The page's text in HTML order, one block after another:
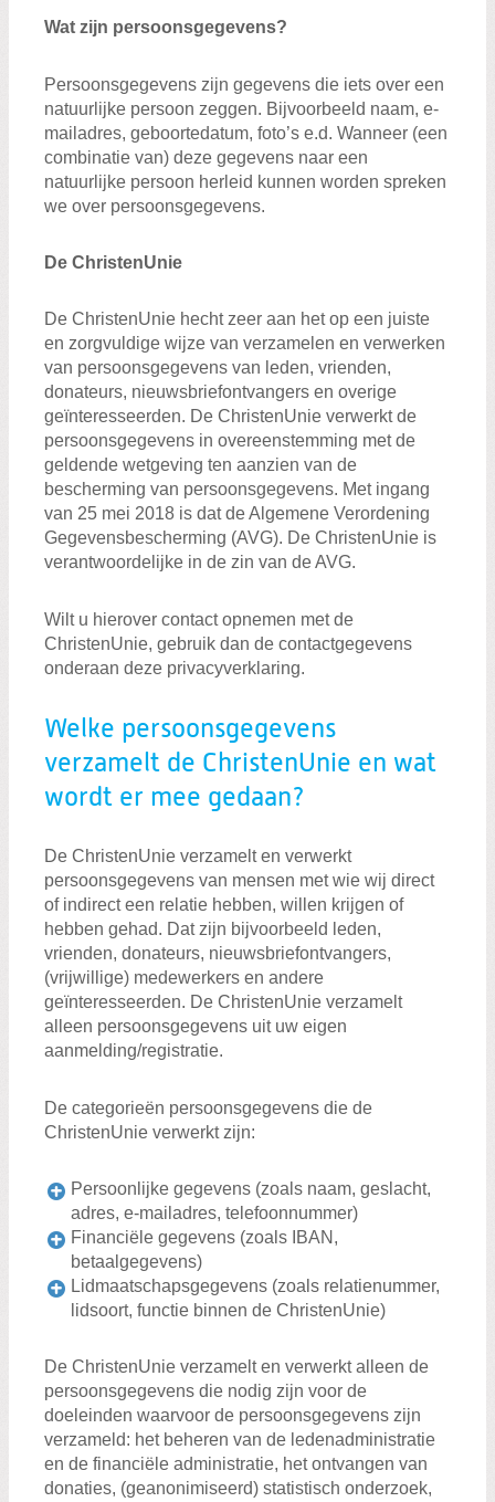
Wat zijn persoonsgegevens?
Persoonsgegevens zijn gegevens die iets over een
natuurlijke persoon zeggen. Bijvoorbeeld naam, e-
mailadres, geboortedatum, foto’s e.d. Wanneer (een
combinatie van) deze gegevens naar een
natuurlijke persoon herleid kunnen worden spreken
we over persoonsgegevens.
De ChristenUnie
De ChristenUnie hecht zeer aan het op een juiste
en zorgvuldige wijze van verzamelen en verwerken
van persoonsgegevens van leden, vrienden,
donateurs, nieuwsbriefontvangers en overige
geïnteresseerden. De ChristenUnie verwerkt de
persoonsgegevens in overeenstemming met de
geldende wetgeving ten aanzien van de
bescherming van persoonsgegevens. Met ingang
van 25 mei 2018 is dat de Algemene Verordening
Gegevensbescherming (AVG). De ChristenUnie is
verantwoordelijke in de zin van de AVG.
Wilt u hierover contact opnemen met de
ChristenUnie, gebruik dan de contactgegevens
onderaan deze privacyverklaring.
Welke persoonsgegevens
verzamelt de ChristenUnie en wat
wordt er mee gedaan?
De ChristenUnie verzamelt en verwerkt
persoonsgegevens van mensen met wie wij direct
of indirect een relatie hebben, willen krijgen of
hebben gehad. Dat zijn bijvoorbeeld leden,
vrienden, donateurs, nieuwsbriefontvangers,
(vrijwillige) medewerkers en andere
geïnteresseerden. De ChristenUnie verzamelt
alleen persoonsgegevens uit uw eigen
aanmelding/registratie.
De categorieën persoonsgegevens die de
ChristenUnie verwerkt zijn:
Persoonlijke gegevens (zoals naam, geslacht,
adres, e-mailadres, telefoonnummer)
Financiële gegevens (zoals IBAN,
betaalgegevens)
Lidmaatschapsgegevens (zoals relatienummer,
lidsoort, functie binnen de ChristenUnie)
De ChristenUnie verzamelt en verwerkt alleen de
persoonsgegevens die nodig zijn voor de
doeleinden waarvoor de persoonsgegevens zijn
verzameld: het beheren van de ledenadministratie
en de financiële administratie, het ontvangen van
donaties, (geanonimiseerd) statistisch onderzoek,